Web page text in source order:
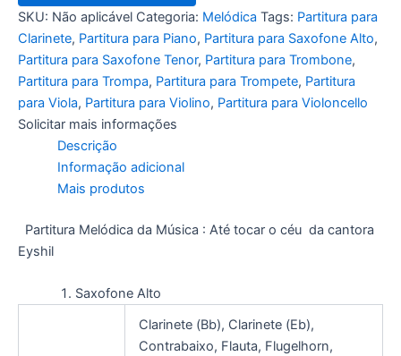
SKU: Não aplicável Categoria: Melódica Tags: Partitura para
Clarinete, Partitura para Piano, Partitura para Saxofone Alto,
Partitura para Saxofone Tenor, Partitura para Trombone,
Partitura para Trompa, Partitura para Trompete, Partitura
para Viola, Partitura para Violino, Partitura para Violoncello
Solicitar mais informações
Descrição
Informação adicional
Mais produtos
Partitura Melódica da Música : Até tocar o céu da cantora
Eyshil
Saxofone Alto
Clarinete (Bb), Clarinete (Eb),
Contrabaixo, Flauta, Flugelhorn,